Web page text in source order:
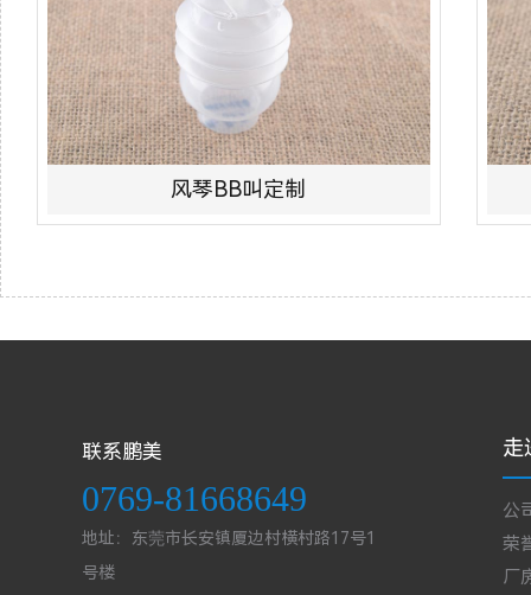
风琴BB叫定制
联系鹏美
0769-81668649
地址：东莞市长安镇厦边村横村路17号1
号楼
走
公
荣
厂